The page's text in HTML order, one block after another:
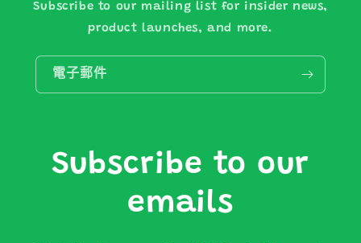
Subscribe to our mailing list for insider news,
product launches, and more.
電子郵件
Subscribe to our
emails